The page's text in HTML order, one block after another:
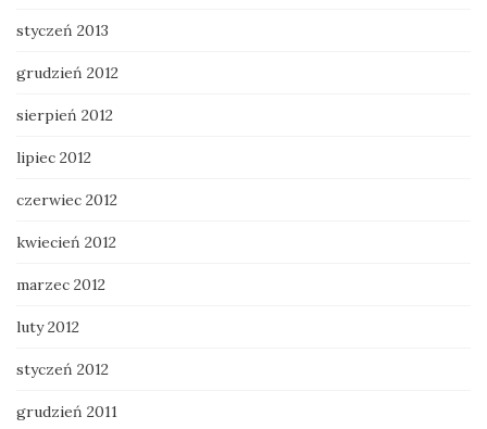
styczeń 2013
grudzień 2012
sierpień 2012
lipiec 2012
czerwiec 2012
kwiecień 2012
marzec 2012
luty 2012
styczeń 2012
grudzień 2011